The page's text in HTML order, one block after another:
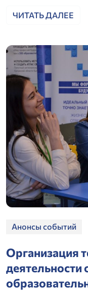
ЧИТАТЬ ДАЛЕЕ
Анонсы событий
Организация